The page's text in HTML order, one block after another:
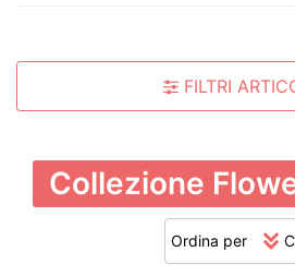
FILTRI
Collezione
Ordina per